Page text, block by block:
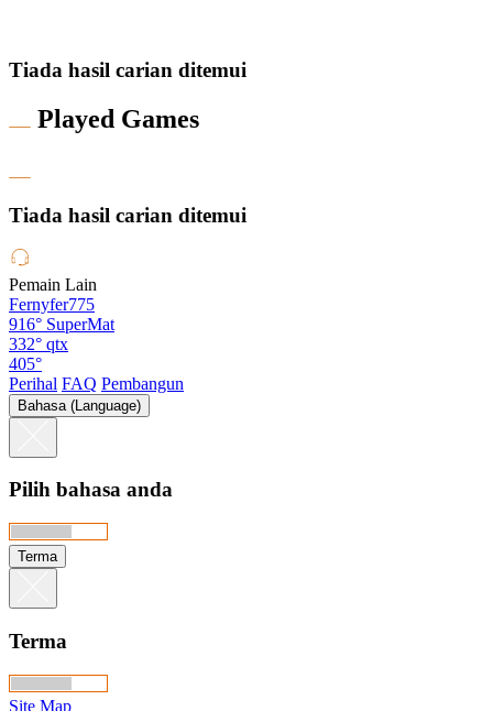
Tiada hasil carian ditemui
Played Games
Tiada hasil carian ditemui
Pemain Lain
Fernyfer775
916° SuperMat
332° qtx
405°
Perihal FAQ Pembangun
Bahasa (Language)
Pilih bahasa anda
Terma
Terma
Site Map